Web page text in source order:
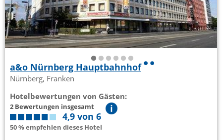
a&o Nürnberg Hauptbahnhof
Nürnberg, Franken
Hotelbewertungen von Gästen:
2 Bewertungen insgesamt
4,9 von 6
50 % empfehlen dieses Hotel